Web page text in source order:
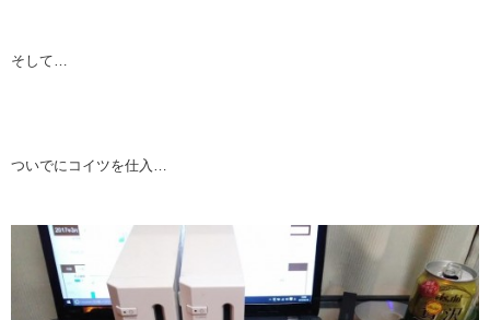
そして…
ついでにコイツを仕入…